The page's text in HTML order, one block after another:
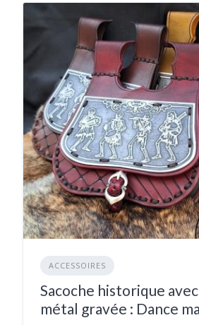
ACCESSOIRES
Sacoche historique
métal gravée : Dance